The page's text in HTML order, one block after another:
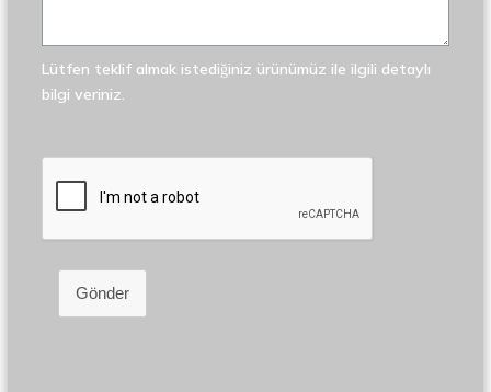
Lütfen teklif almak istediğiniz ürünümüz ile ilgili detaylı
bilgi veriniz.
Gönder